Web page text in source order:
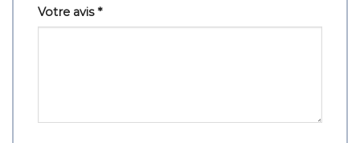
Votre avis*